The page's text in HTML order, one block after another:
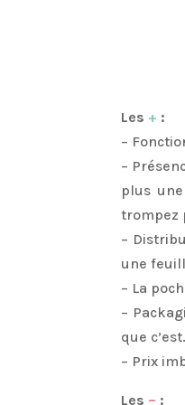
Les + :
–
–
plus
trompez
–
une
– La
–
que
– Prix
Les – :